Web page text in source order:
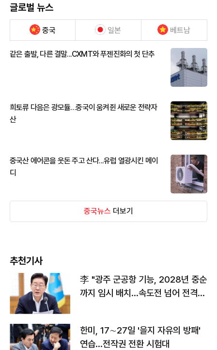
글로벌 뉴스
중국 일본 베트남
같은 출발, 다른 결말...CXMT와 푸젠진화의 첫 단추
희토류 다음은 광모듈…중국이 움켜쥔 새로운 전략자
산
중국산 에어콘을 웃돈 주고 산다...유럽 열광시킨 메이
디
중국뉴스 더보기
추천기사
李 "광주 군공항 기능, 2028년 중순
까지 임시 배치…속도전 넘어 전격
한미, 17∼27일 '을지 자유의 방패'
연습…전작권 전환 시험대